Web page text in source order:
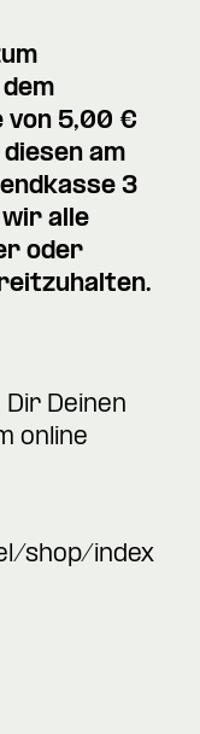
von 5,00 €
am
3
alle
oder
Dir Deinen
online
shop/index